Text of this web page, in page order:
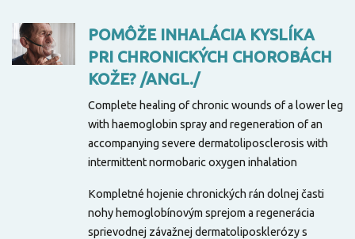
POMÔŽE INHALÁCIA KYSLÍKA
PRI CHRONICKÝCH CHOROBÁCH
KOŽE? /ANGL./
Complete healing of chronic wounds of a lower leg
with haemoglobin spray and regeneration of an
accompanying severe dermatoliposclerosis with
intermittent normobaric oxygen inhalation
Kompletné hojenie chronických rán dolnej časti
nohy hemoglobínovým sprejom a regenerácia
sprievodnej závažnej dermatoliposklerózy s